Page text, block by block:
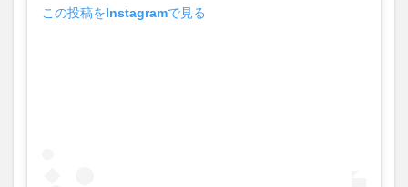
この投稿をInstagramで見る